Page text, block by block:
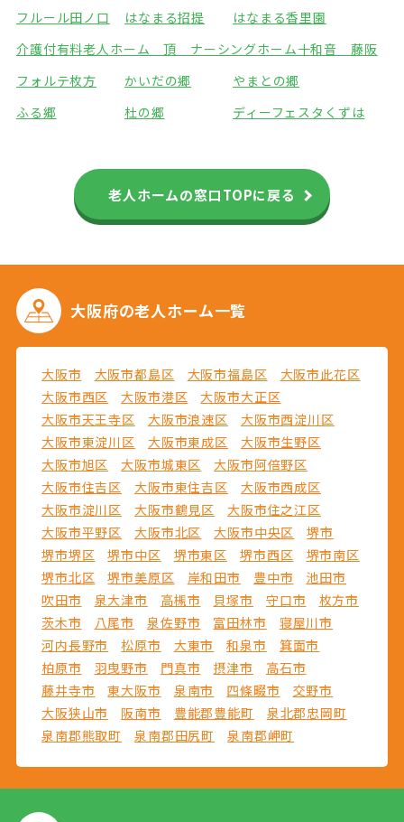
フルール田ノ口 はなまる招提
はなまる香里園
介護付有料老人ホーム 頂 ナーシングホーム十和音 藤阪
フォルテ枚方
かいだの郷
やまとの郷
ふる郷
杜の郷 ディーフェスタくずは
老人ホームの窓口TOPに戻る
大阪府の老人ホーム一覧
大阪市 大阪市都島区 大阪市福島区
大阪市此花区
大阪市西区
大阪市港区
大阪市大正区
大阪市天王寺区
大阪市浪速区
大阪市西淀川区
大阪市東淀川区
大阪市東成区
大阪市生野区
大阪市旭区
大阪市城東区
大阪市阿倍野区
大阪市住吉区
大阪市東住吉区
大阪市西成区
大阪市淀川区
大阪市鶴見区
大阪市住之江区
大阪市平野区
大阪市北区 大阪市中央区
堺市
堺市堺区
堺市中区 堺市東区 堺市西区
堺市南区
堺市北区
堺市美原区 岸和田市 豊中市
池田市
吹田市
泉大津市 高槻市 貝塚市 守口市
枚方市
茨木市
八尾市 泉佐野市 富田林市
寝屋川市
河内長野市
松原市 大東市 和泉市
箕面市
柏原市
羽曳野市 門真市 摂津市
高石市
藤井寺市
東大阪市 泉南市 四條畷市
交野市
大阪狭山市
阪南市 豊能郡豊能町
泉北郡忠岡町
泉南郡熊取町
泉南郡田尻町 泉南郡岬町